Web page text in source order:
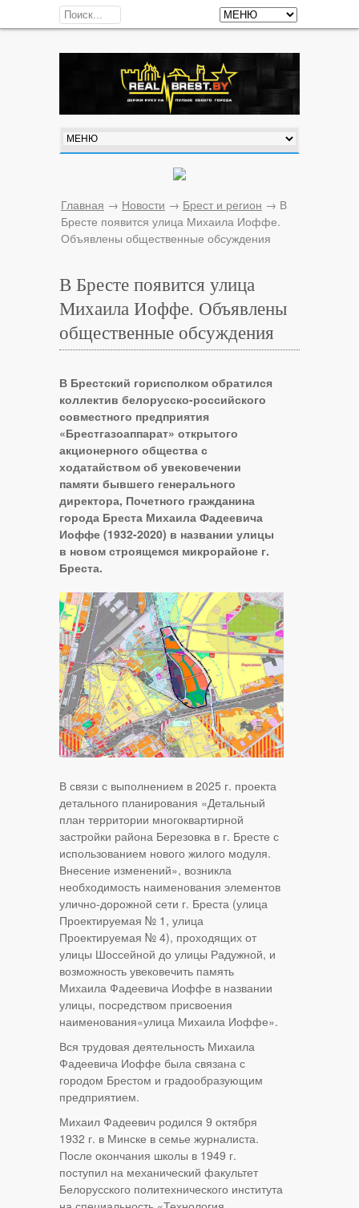
Главная → Новости → Брест и регион → В
Бресте появится улица Михаила Иоффе.
Объявлены общественные обсуждения
В Бресте появится улица
Михаила Иоффе. Объявлены
общественные обсуждения
В Брестский горисполком обратился
коллектив белорусско-российского
совместного предприятия
«Брестгазоаппарат» открытого
акционерного общества с
ходатайством об увековечении
памяти бывшего генерального
директора, Почетного гражданина
города Бреста Михаила Фадеевича
Иоффе (1932-2020) в названии улицы
в новом строящемся микрорайоне г.
Бреста.
В связи с выполнением в 2025 г. проекта
детального планирования «Детальный
план территории многоквартирной
застройки района Березовка в г. Бресте с
использованием нового жилого модуля.
Внесение изменений», возникла
необходимость наименования элементов
улично-дорожной сети г. Бреста (улица
Проектируемая № 1, улица
Проектируемая № 4), проходящих от
улицы Шоссейной до улицы Радужной, и
возможность увековечить память
Михаила Фадеевича Иоффе в названии
улицы, посредством присвоения
наименования«улица Михаила Иоффе».
Вся трудовая деятельность Михаила
Фадеевича Иоффе была связана с
городом Брестом и градообразующим
предприятием.
Михаил Фадеевич родился 9 октября
1932 г. в Минске в семье журналиста.
После окончания школы в 1949 г.
поступил на механический факультет
Белорусского политехнического института